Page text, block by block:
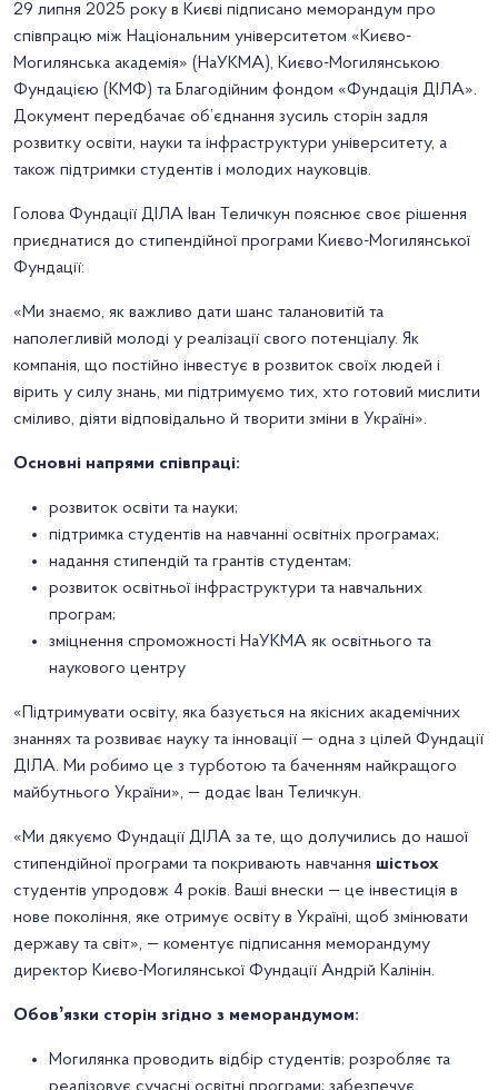
29 липня 2025 року в Києві підписано меморандум про
співпрацю між Національним університетом «Києво-
Могилянська академія» (НаУКМА), Києво-Могилянською
Фундацією (КМФ) та Благодійним фондом «Фундація ДІЛА».
Документ передбачає об’єднання зусиль сторін задля
розвитку освіти, науки та інфраструктури університету, а
також підтримки студентів і молодих науковців.
Голова Фундації ДІЛА Іван Теличкун пояснює своє рішення
приєднатися до стипендійної програми Києво-Могилянської
Фундації:
«Ми знаємо, як важливо дати шанс талановитій та
наполегливій молоді у реалізації свого потенціалу. Як
компанія, що постійно інвестує в розвиток своїх людей і
вірить у силу знань, ми підтримуємо тих, хто готовий мислити
сміливо, діяти відповідально й творити зміни в Україні».
Основні напрями співпраці:
розвиток освіти та науки;
підтримка студентів на навчанні освітніх програмах;
надання стипендій та грантів студентам;
розвиток освітньої інфраструктури та навчальних
програм;
зміцнення спроможності НаУКМА як освітнього та
наукового центру
«Підтримувати освіту, яка базується на якісних академічних
знаннях та розвиває науку та інновації — одна з цілей Фундації
ДІЛА. Ми робимо це з турботою та баченням найкращого
майбутнього України», — додає Іван Теличкун.
«Ми дякуємо Фундації ДІЛА за те, що долучились до нашої
стипендійної програми та покривають навчання шістьох
студентів упродовж 4 років. Ваші внески — це інвестиція в
нове покоління, яке отримує освіту в Україні, щоб змінювати
державу та світ», — коментує підписання меморандуму
директор Києво-Могилянської Фундації Андрій Калінін.
Обовʼязки сторін згідно з меморандумом:
Могилянка проводить відбір студентів; розробляє та